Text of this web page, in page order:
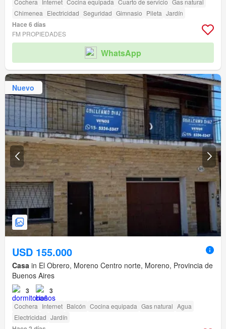
Cochera Internet Cocina equipada Cuarto de servicio Gas natural
Chimenea Electricidad Seguridad Gimnasio Pileta Jardín
Hace 6 días
FM PROPIEDADES
WhatsApp
Nuevo
USD 155.000
Casa in El Obrero, Moreno Centro norte, Moreno, Provincia de
Buenos Aires
3 3
Cochera Internet Balcón Cocina equipada Gas natural Agua
Electricidad Jardín